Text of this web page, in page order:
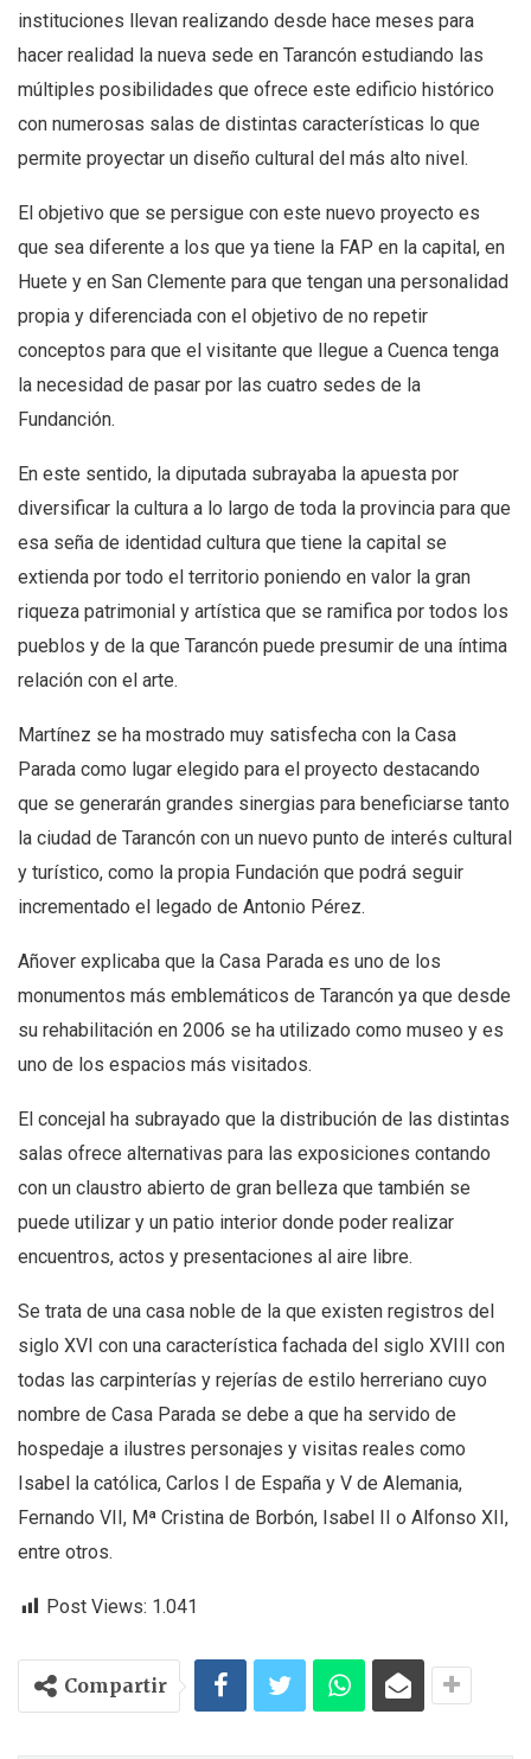
instituciones llevan realizando desde hace meses para
hacer realidad la nueva sede en Tarancón estudiando las
múltiples posibilidades que ofrece este edificio histórico
con numerosas salas de distintas características lo que
permite proyectar un diseño cultural del más alto nivel.
El objetivo que se persigue con este nuevo proyecto es
que sea diferente a los que ya tiene la FAP en la capital, en
Huete y en San Clemente para que tengan una personalidad
propia y diferenciada con el objetivo de no repetir
conceptos para que el visitante que llegue a Cuenca tenga
la necesidad de pasar por las cuatro sedes de la
Fundanción.
En este sentido, la diputada subrayaba la apuesta por
diversificar la cultura a lo largo de toda la provincia para que
esa seña de identidad cultura que tiene la capital se
extienda por todo el territorio poniendo en valor la gran
riqueza patrimonial y artística que se ramifica por todos los
pueblos y de la que Tarancón puede presumir de una íntima
relación con el arte.
Martínez se ha mostrado muy satisfecha con la Casa
Parada como lugar elegido para el proyecto destacando
que se generarán grandes sinergias para beneficiarse tanto
la ciudad de Tarancón con un nuevo punto de interés cultural
y turístico, como la propia Fundación que podrá seguir
incrementado el legado de Antonio Pérez.
Añover explicaba que la Casa Parada es uno de los
monumentos más emblemáticos de Tarancón ya que desde
su rehabilitación en 2006 se ha utilizado como museo y es
uno de los espacios más visitados.
El concejal ha subrayado que la distribución de las distintas
salas ofrece alternativas para las exposiciones contando
con un claustro abierto de gran belleza que también se
puede utilizar y un patio interior donde poder realizar
encuentros, actos y presentaciones al aire libre.
Se trata de una casa noble de la que existen registros del
siglo XVI con una característica fachada del siglo XVIII con
todas las carpinterías y rejerías de estilo herreriano cuyo
nombre de Casa Parada se debe a que ha servido de
hospedaje a ilustres personajes y visitas reales como
Isabel la católica, Carlos I de España y V de Alemania,
Fernando VII, Mª Cristina de Borbón, Isabel II o Alfonso XII,
entre otros.
Post Views: 1.041
Compartir